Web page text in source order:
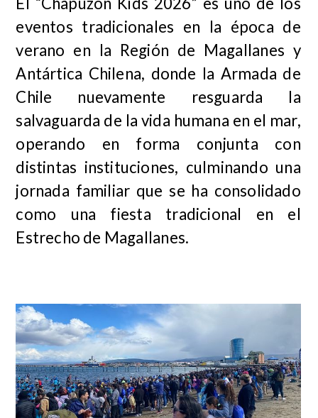
eventos tradicionales en la época de
verano en la Región de Magallanes y
Antártica Chilena, donde la Armada de
Chile nuevamente resguarda la
salvaguarda de la vida humana en el mar,
operando en forma conjunta con
distintas instituciones, culminando una
jornada familiar que se ha consolidado
como una fiesta tradicional en el
Estrecho de Magallanes.